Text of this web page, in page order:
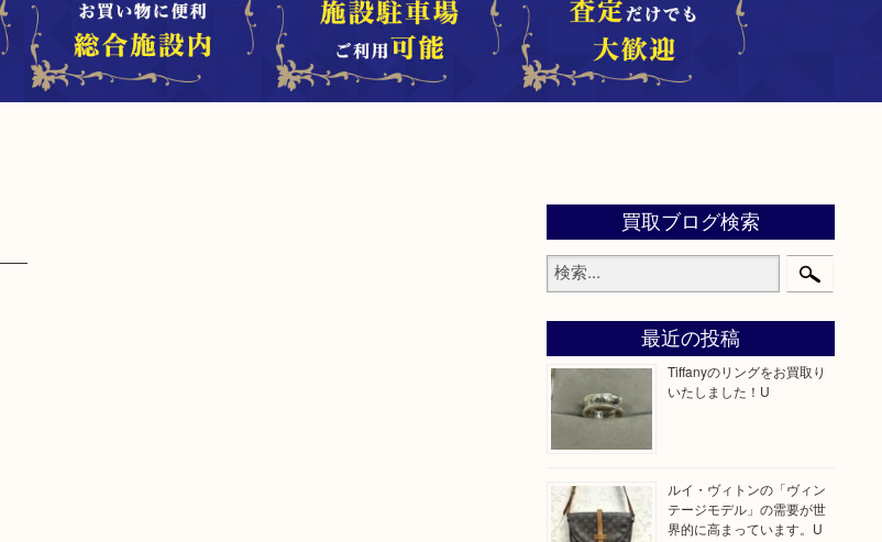
買取ブログ検索
最近の投稿
Tiffanyのリングをお買取り
いたしました！U
ルイ・ヴィトンの「ヴィン
テージモデル」の需要が世
界的に高まっています。U